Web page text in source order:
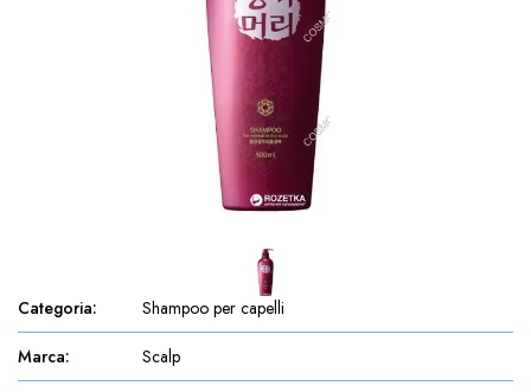
Categoria: Shampoo per capelli
Marca: Scalp